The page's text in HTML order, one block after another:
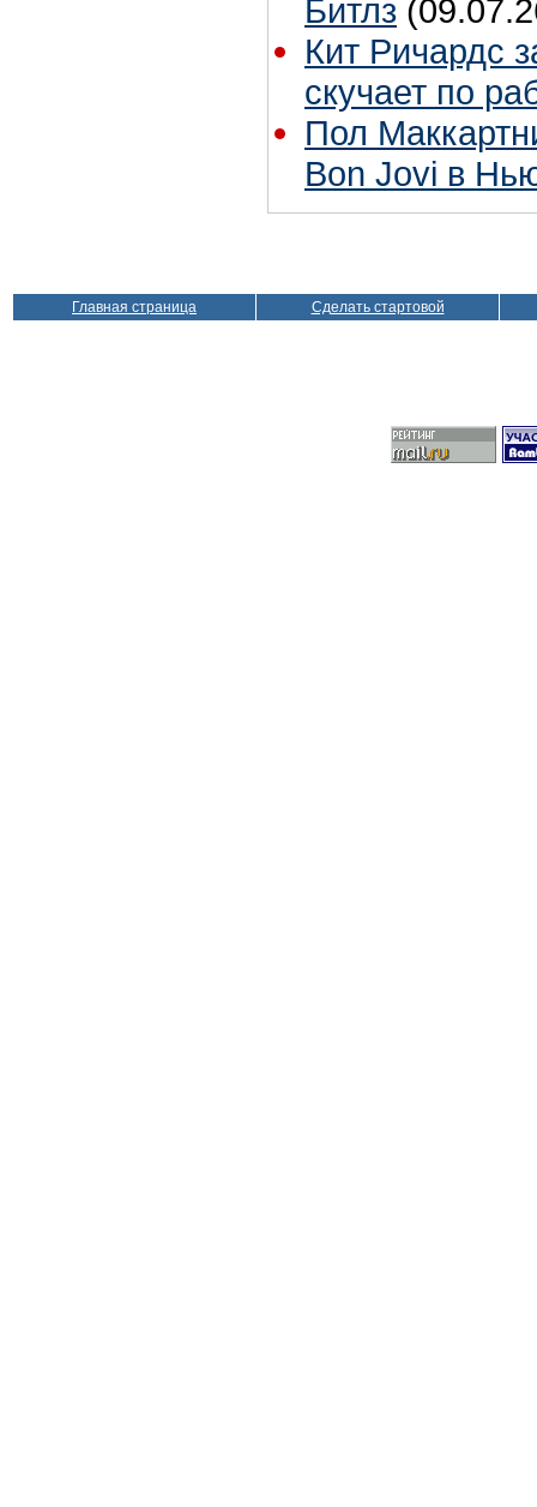
Битлз
Кит Ричардс
скучает по
Пол
Bon Jovi в
Главная страница Сделать стартовой